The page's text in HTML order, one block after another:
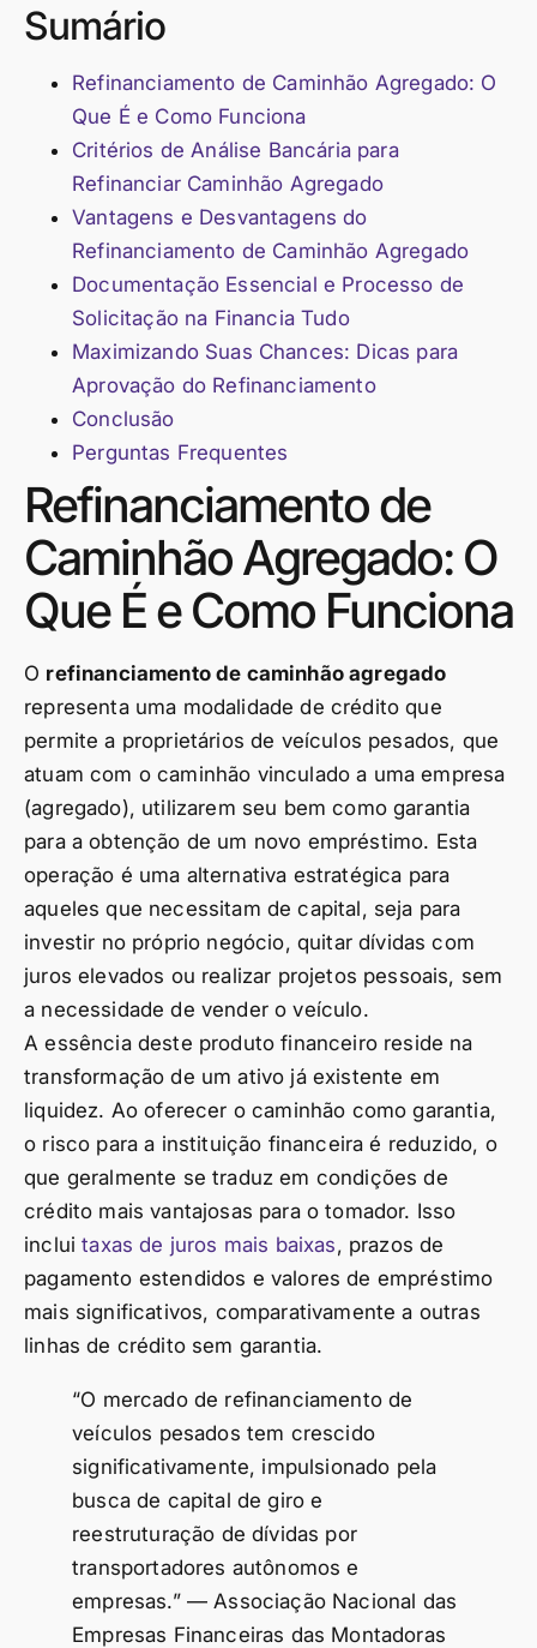
Sumário
Refinanciamento de Caminhão Agregado: O
Que É e Como Funciona
Critérios de Análise Bancária para
Refinanciar Caminhão Agregado
Vantagens e Desvantagens do
Refinanciamento de Caminhão Agregado
Documentação Essencial e Processo de
Solicitação na Financia Tudo
Maximizando Suas Chances: Dicas para
Aprovação do Refinanciamento
Conclusão
Perguntas Frequentes
Refinanciamento de
Caminhão Agregado: O
Que É e Como Funciona
O refinanciamento de caminhão agregado
representa uma modalidade de crédito que
permite a proprietários de veículos pesados, que
atuam com o caminhão vinculado a uma empresa
(agregado), utilizarem seu bem como garantia
para a obtenção de um novo empréstimo. Esta
operação é uma alternativa estratégica para
aqueles que necessitam de capital, seja para
investir no próprio negócio, quitar dívidas com
juros elevados ou realizar projetos pessoais, sem
a necessidade de vender o veículo.
A essência deste produto financeiro reside na
transformação de um ativo já existente em
liquidez. Ao oferecer o caminhão como garantia,
o risco para a instituição financeira é reduzido, o
que geralmente se traduz em condições de
crédito mais vantajosas para o tomador. Isso
incluitaxas de juros mais baixas, prazos de
pagamento estendidos e valores de empréstimo
mais significativos, comparativamente a outras
linhas de crédito sem garantia.
“O mercado de refinanciamento de
veículos pesados tem crescido
significativamente, impulsionado pela
busca de capital de giro e
reestruturação de dívidas por
transportadores autônomos e
empresas.” — Associação Nacional das
Empresas Financeiras das Montadoras